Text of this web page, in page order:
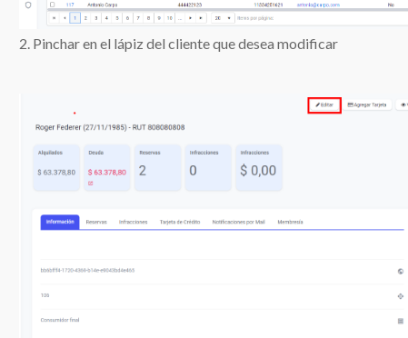
2. Pinchar en el lápiz del cliente que desea modificar